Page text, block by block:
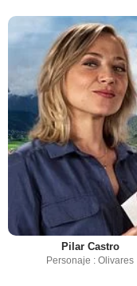
Pilar Castro
Personaje : Olivares